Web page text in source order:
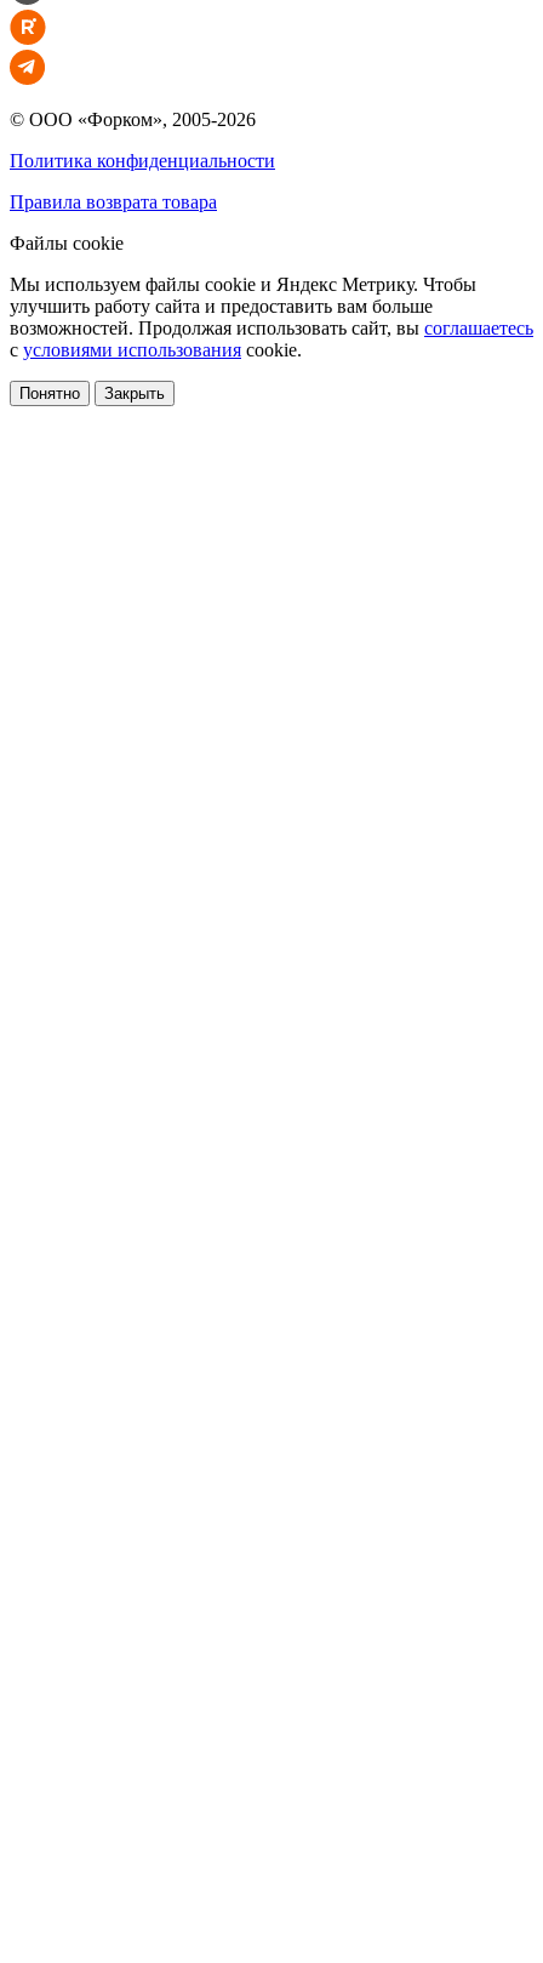
© ООО «Форком», 2005-2026
Политика конфиденциальности
Правила возврата товара
Файлы cookie
Мы используем файлы cookie и Яндекс Метрику. Чтобы
улучшить работу сайта и предоставить вам больше
возможностей. Продолжая использовать сайт, вы соглашаетесь
с условиями использования cookie.
Понятно Закрыть